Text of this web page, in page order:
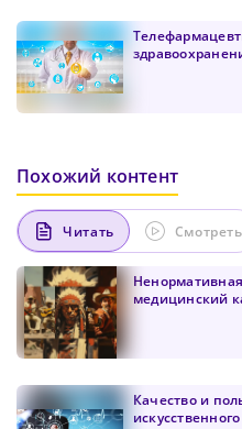
Похожий контент
Читать Смотреть
медицинский
Качество и